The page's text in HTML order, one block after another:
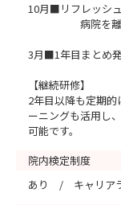
10月■リフレッシ
病院を離れて
3月■1年目まとめ
【継続研修】
2年目以降も定期
ーニングも活用し
可能です。
院内検定制度
あり / キャリア